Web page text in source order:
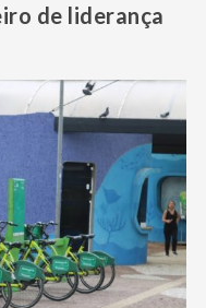
de liderança